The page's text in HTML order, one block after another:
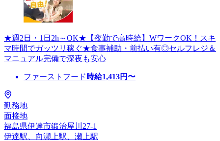
★週2日・1日2h～OK★【夜勤で高時給】WワークOK！スキ
マ時間でガッツリ稼ぐ★食事補助・前払い有◎セルフレジ＆
マニュアル完備で深夜も安心
ファーストフード 時給1,413円〜
勤務地
面接地
福島県伊達市鍛治屋川27-1
伊達駅、向瀬上駅、瀬上駅